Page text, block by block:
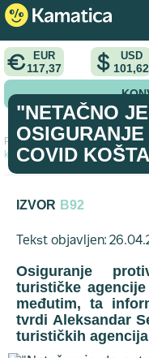
EUR
117,37
USD
101,62
Početna > vest >
košta 7.000"
"NETAČNO
COVID
IZVOR B92
Tekst objavljen:
Osiguranje
turističke
međutim, ta
tvrdi Aleksandar
turističkih